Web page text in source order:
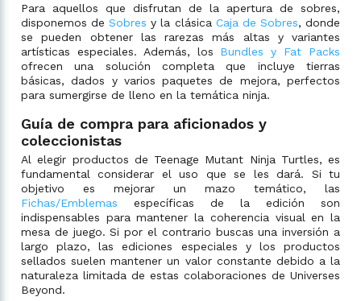
Para aquellos que disfrutan de la apertura de sobres,
disponemos deSobres y la clásica Caja de Sobres, donde
se pueden obtener las rarezas más altas y variantes
artísticas especiales. Además, los Bundles y Fat Packs
ofrecen una solución completa que incluye tierras
básicas, dados y varios paquetes de mejora, perfectos
para sumergirse de lleno en la temática ninja.
Guía de compra para aficionados y
coleccionistas
Al elegir productos de Teenage Mutant Ninja Turtles, es
fundamental considerar el uso que se les dará. Si tu
objetivo es mejorar un mazo temático, las
Fichas/Emblemas específicas de la edición son
indispensables para mantener la coherencia visual en la
mesa de juego. Si por el contrario buscas una inversión a
largo plazo, las ediciones especiales y los productos
sellados suelen mantener un valor constante debido a la
naturaleza limitada de estas colaboraciones de Universes
Beyond.